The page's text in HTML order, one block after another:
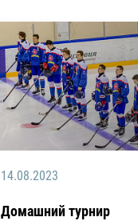
14.08.2023
Домашний турнир